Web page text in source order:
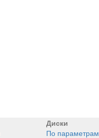
Диски
По параметрам